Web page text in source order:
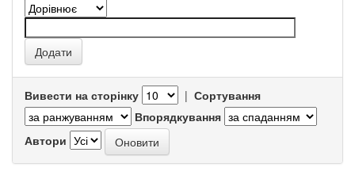
Вивести на сторінку | Сортування
Впорядкування
Автори